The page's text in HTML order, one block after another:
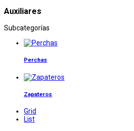
Auxiliares
Subcategorías
Perchas
Zapateros
Grid
List